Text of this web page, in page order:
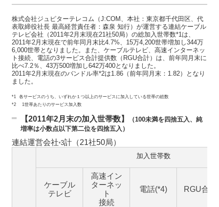
株式会社ジュピターテレコム（J:COM、本社：東京都千代田区、代
表取締役社長 最高経営責任者：森泉 知行）が運営する連結ケーブル
テレビ会社（2011年2月末現在21社50局）の総加入世帯数*1は、
2011年2月末現在で前年同月末比4.7%、15万4,200世帯増加し344万
6,000世帯となりました。また、ケーブルテレビ、高速インターネッ
ト接続、電話の3サービス合計提供数（RGU合計）は、前年同月末に
比べ7.2％、43万500増加し642万400となりました。
2011年2月末現在のバンドル率*2は1.86（前年同月末：1.82）となり
ました。
*1 各サービスのうち、いずれか１つ以上のサービスに加入している世帯の総数
*2 1世帯あたりのサービス加入数
【2011年2月末の加入世帯数】
（100未満を四捨五入、純
増率は小数点以下第二位を四捨五入）
連結運営会社*3計（21社50局）
加入世帯数
ケーブル
テレビ
高速イン
ターネッ
ト
接続
電話(*4) RGU合計